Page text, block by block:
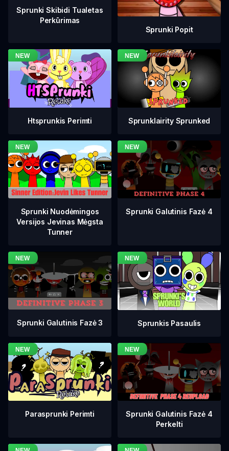
Sprunki Skibidi Tualetas
Perkūrimas
Sprunki Popit
Htsprunkis Perimti Sprunklairity Sprunked
Sprunki Nuodėmingos
Versijos Jevinas Mėgsta
Tunner
Sprunki Galutinis Fazė 4
Sprunki Galutinis Fazė 3 Sprunkis Pasaulis
Parasprunki Perimti
Sprunki Galutinis Fazė 4
Perkelti